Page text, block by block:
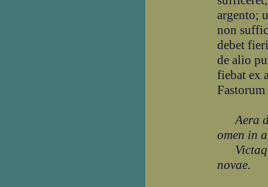
argento;
non
debet
de alio
fiebat ex
Aera
omen in
novae.